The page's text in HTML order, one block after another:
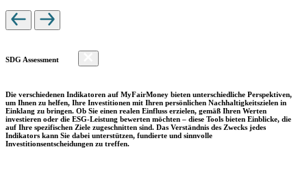
SDG Assessment
Die verschiedenen Indikatoren auf MyFairMoney bieten unterschiedliche Perspektiven,
um Ihnen zu helfen, Ihre Investitionen mit Ihren persönlichen Nachhaltigkeitszielen in
Einklang zu bringen. Ob Sie einen realen Einfluss erzielen, gemäß Ihren Werten
investieren oder die ESG-Leistung bewerten möchten – diese Tools bieten Einblicke, die
auf Ihre spezifischen Ziele zugeschnitten sind. Das Verständnis des Zwecks jedes
Indikators kann Sie dabei unterstützen, fundierte und sinnvolle
Investitionsentscheidungen zu treffen.